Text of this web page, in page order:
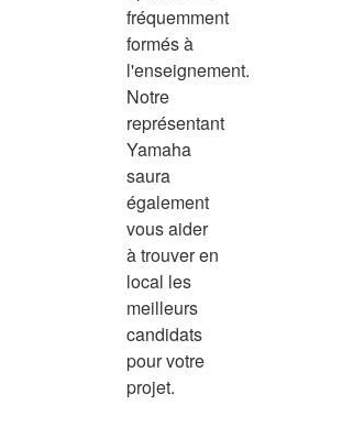
fréquemment
formés à
l'enseignement.
Notre
représentant
Yamaha
saura
également
vous aider
à trouver en
local les
meilleurs
candidats
pour votre
projet.